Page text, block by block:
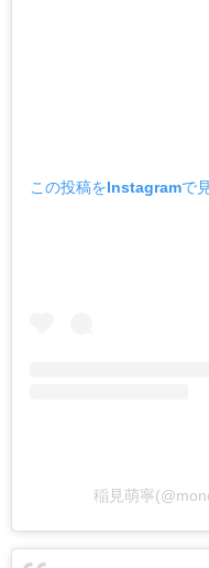
この投稿をInstagramで
稲見萌寧